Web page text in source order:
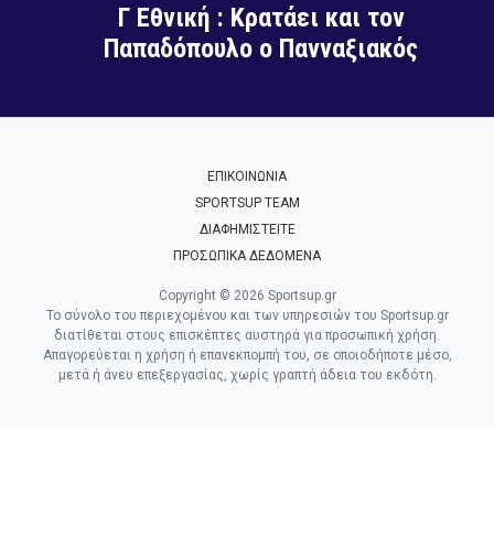
Γ Εθνική : Κρατάει και τον
Παπαδόπουλο ο Πανναξιακός
ΕΠΙΚΟΙΝΩΝΙΑ
SPORTSUP TEAM
ΔΙΑΦΗΜΙΣΤΕΙΤΕ
ΠΡΟΣΩΠΙΚΑ ΔΕΔΟΜΕΝΑ
Copyright © 2026 Sportsup.gr
Το σύνολο του περιεχομένου και των υπηρεσιών του Sportsup.gr
διατίθεται στους επισκέπτες αυστηρά για προσωπική χρήση.
Απαγορεύεται η χρήση ή επανεκπομπή του, σε οποιοδήποτε μέσο,
μετά ή άνευ επεξεργασίας, χωρίς γραπτή άδεια του εκδότη.